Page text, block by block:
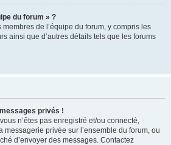
du forum » ?
de l’équipe du forum, y compris les
ainsi que d’autres détails tels que les forums
privés !
n’êtes pas enregistré et/ou connecté,
messagerie privée sur l’ensemble du forum, ou
d’envoyer des messages. Contactez